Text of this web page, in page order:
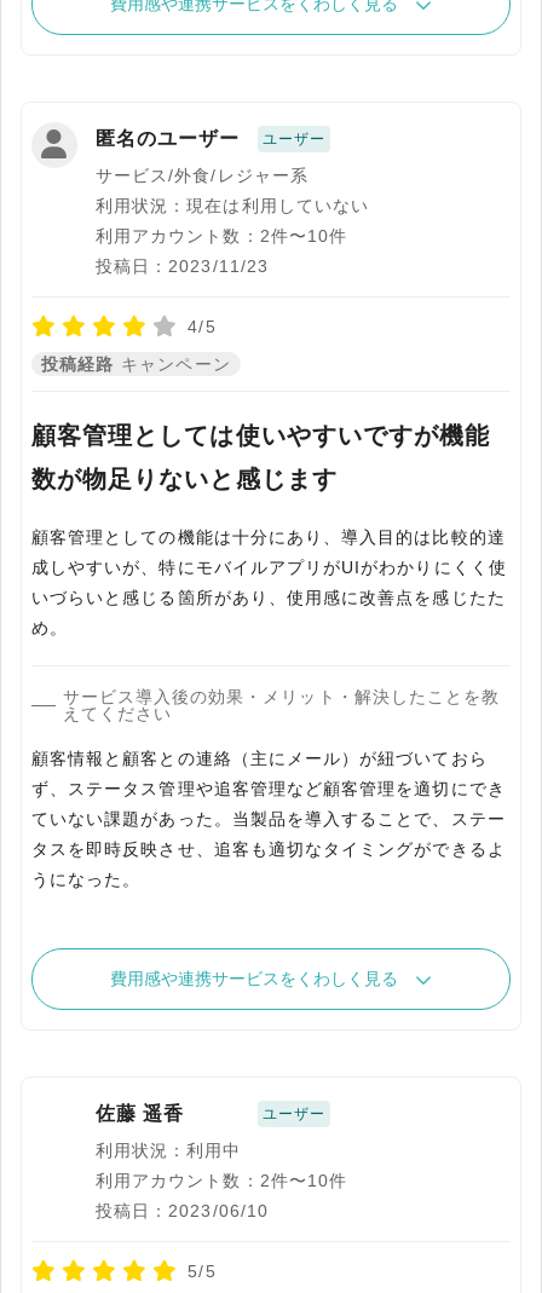
匿名のユーザー ユーザー
サービス/外食/レジャー系
利用状況：現在は利用していない
利用アカウント数：2件〜10件
投稿日：2023/11/23
4/5
投稿経路 キャンペーン
顧客管理としては使いやすいですが機能
数が物足りないと感じます
顧客管理としての機能は十分にあり、導入目的は比較的達
成しやすいが、特にモバイルアプリがUIがわかりにくく使
いづらいと感じる箇所があり、使用感に改善点を感じたた
め。
サービス導入後の効果・メリット・解決したことを教
えてください
顧客情報と顧客との連絡（主にメール）が紐づいておら
ず、ステータス管理や追客管理など顧客管理を適切にでき
ていない課題があった。当製品を導入することで、ステー
タスを即時反映させ、追客も適切なタイミングができるよ
うになった。
費用感や連携サービスをくわしく見る
佐藤 遥香 ユーザー
利用状況：利用中
利用アカウント数：2件〜10件
投稿日：2023/06/10
5/5